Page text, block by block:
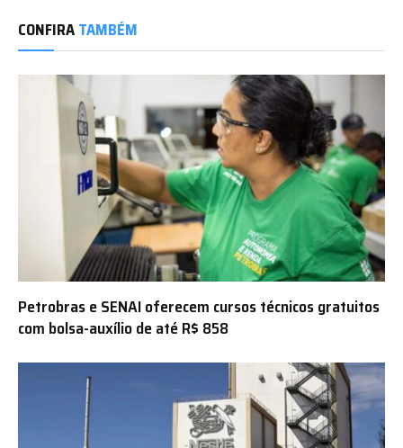
CONFIRATAMBÉM
Petrobras e SENAI oferecem cursos técnicos gratuitos
com bolsa-auxílio de até R$ 858